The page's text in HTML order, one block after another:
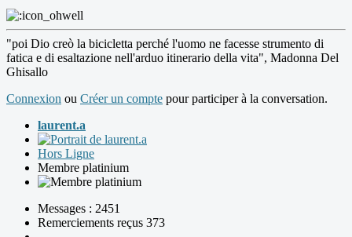
"poi Dio creò la bicicletta perché l'uomo ne facesse strumento di
fatica e di esaltazione nell'arduo itinerario della vita", Madonna Del
Ghisallo
Connexion ou Créer un compte pour participer à la conversation.
laurent.a
Hors Ligne
Membre platinium
Messages : 2451
Remerciements reçus 373